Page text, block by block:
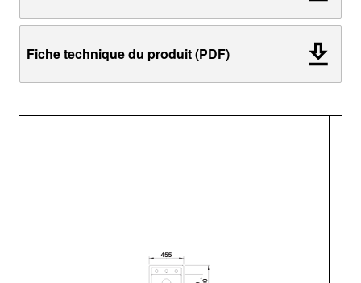
Fiche technique du produit (PDF)